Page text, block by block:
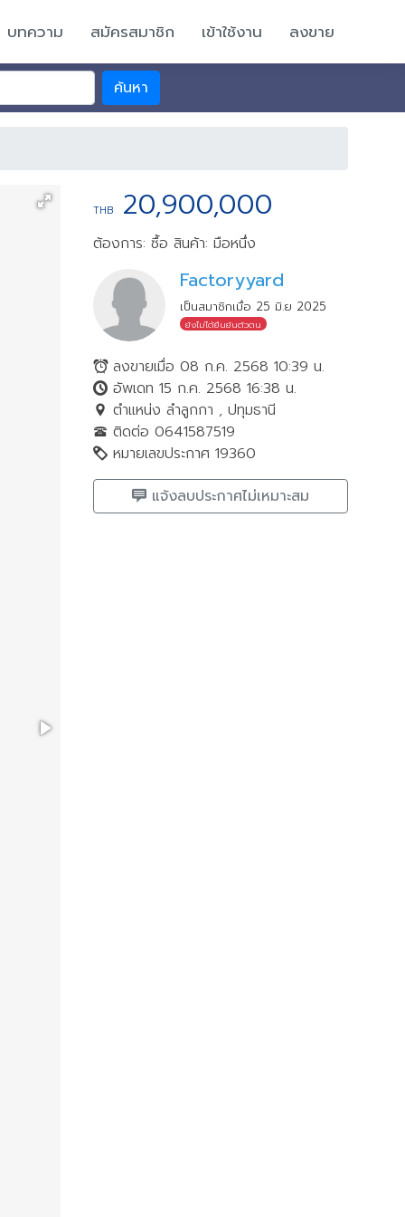
บทความ สมัครสมาชิก เข้าใช้งาน ลงขาย
ค้นหา
THB 20,900,000
ต้องการ: ซื้อ สินค้า: มือหนึ่ง
Factoryyard
เป็นสมาชิกเมื่อ 25 มิ.ย 2025
ยังไม่ได้ยืนยันตัวตน
ลงขายเมื่อ 08 ก.ค. 2568 10:39 น.
อัพเดท 15 ก.ค. 2568 16:38 น.
ตำแหน่ง ลำลูกกา , ปทุมธานี
ติดต่อ 0641587519
หมายเลขประกาศ 19360
แจ้งลบประกาศไม่เหมาะสม